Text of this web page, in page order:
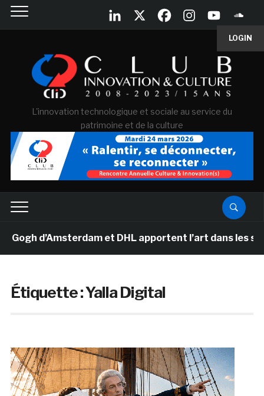
LOGIN
L'innovation technologique et sociale au service du
patrimoine et de la culture
d’Amsterdam et DHL apportent l’art dans les
Étiquette :Yalla Digital